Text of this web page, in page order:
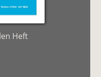
Heft